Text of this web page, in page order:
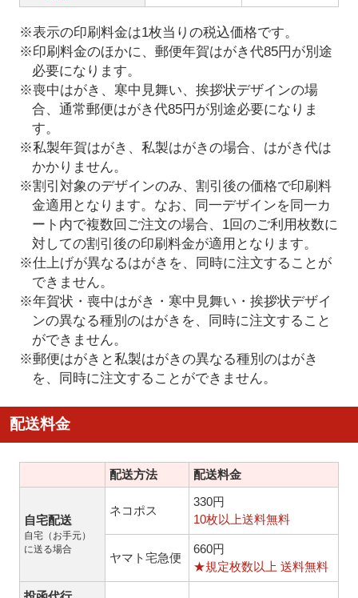
※表示の印刷料金は1枚当りの税込価格です。
※印刷料金のほかに、郵便年賀はがき代85円が別途
必要になります。
※喪中はがき、寒中見舞い、挨拶状デザインの場
合、通常郵便はがき代85円が別途必要になりま
す。
※私製年賀はがき、私製はがきの場合、はがき代は
かかりません。
※割引対象のデザインのみ、割引後の価格で印刷料
金適用となります。なお、同一デザインを同一カ
ート内で複数回ご注文の場合、1回のご利用枚数に
対しての割引後の印刷料金が適用となります。
※仕上げが異なるはがきを、同時に注文することが
できません。
※年賀状・喪中はがき・寒中見舞い・挨拶状デザイ
ンの異なる種別のはがきを、同時に注文すること
ができません。
※郵便はがきと私製はがきの異なる種別のはがき
を、同時に注文することができません。
配送料金
配送方法 配送料金
自宅配送
自宅（お手元）
に送る場合
ネコポス
330円
10枚以上送料無料
ヤマト宅急便
660円
★規定枚数以上 送料無料